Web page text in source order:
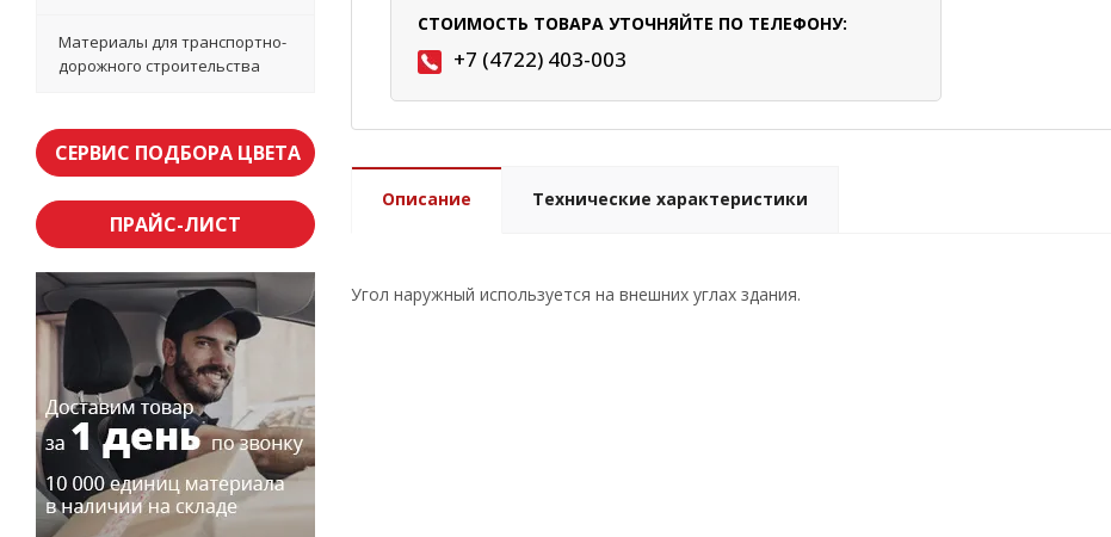
СТОИМОСТЬ ТОВАРА УТОЧНЯЙТЕ ПО ТЕЛЕФОНУ:
+7 (4722) 403-003
Описание Технические характеристики
Угол наружный используется на внешних углах здания.
Материалы для транспортно-
дорожного строительства
СЕРВИС ПОДБОРА ЦВЕТА
ПРАЙС-ЛИСТ